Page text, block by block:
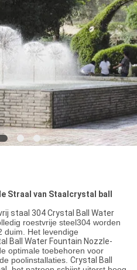
Straal van Staalcrystal ball
staal 304 Crystal Ball Water
roestvrije steel304 worden
duim. Het levendige
Ball Water Fountain Nozzle-
optimale toebehoren voor
poolinstallaties. Crystal Ball